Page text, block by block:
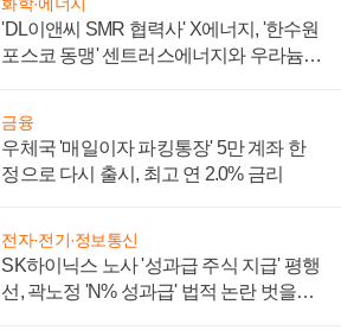
'DL이앤씨 SMR 협력사' X에너지, '한수원
포스코 동맹' 센트러스에너지와 우라늄
금융
우체국 '매일이자 파킹통장' 5만 계좌 한
정으로 다시 출시, 최고 연 2.0% 금리
전자·전기·정보통신
SK하이닉스 노사 '성과급 주식 지급' 평행
선, 곽노정 'N% 성과급' 법적 논란 벗을지